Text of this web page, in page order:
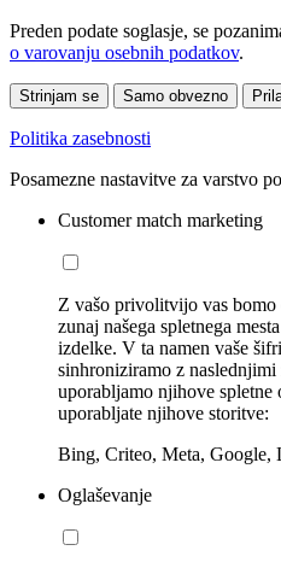
Preden podate soglasje, se
o varovanju osebnih podatkov.
Strinjam se Samo obvezno
Politika zasebnosti
Posamezne nastavitve za varstvo
Customer match marketing
Z vašo privolitvijo vas
zunaj našega spletnega
izdelke. V ta namen vaše
sinhroniziramo z
uporabljamo njihove spletne
uporabljate njihove storitve:
Bing, Criteo, Meta, Google,
Oglaševanje